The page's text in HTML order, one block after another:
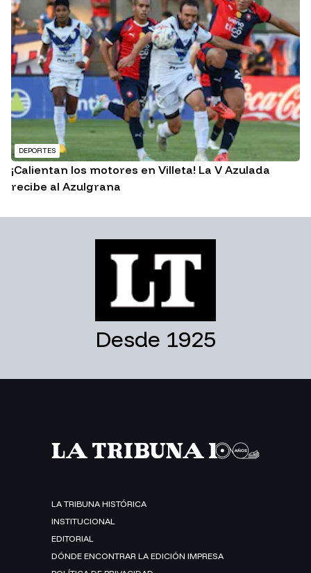
DEPORTES
¡Calientan los motores en Villeta! La V Azulada
recibe al Azulgrana
Desde 1925
LA TRIBUNA HISTÓRICA
INSTITUCIONAL
EDITORIAL
DÓNDE ENCONTRAR LA EDICIÓN IMPRESA